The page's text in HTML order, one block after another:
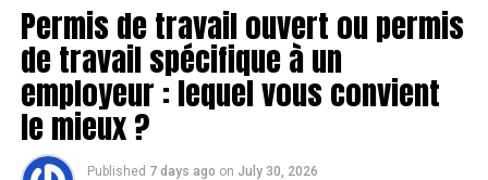
Permis de travail ouvert ou permis
de travail spécifique à un
employeur : lequel vous convient
le mieux ?
Published 7 days ago on July 30, 2026